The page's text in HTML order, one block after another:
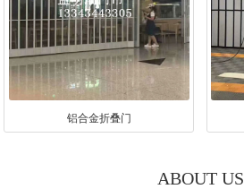
铝合金折叠门
ABOUT US